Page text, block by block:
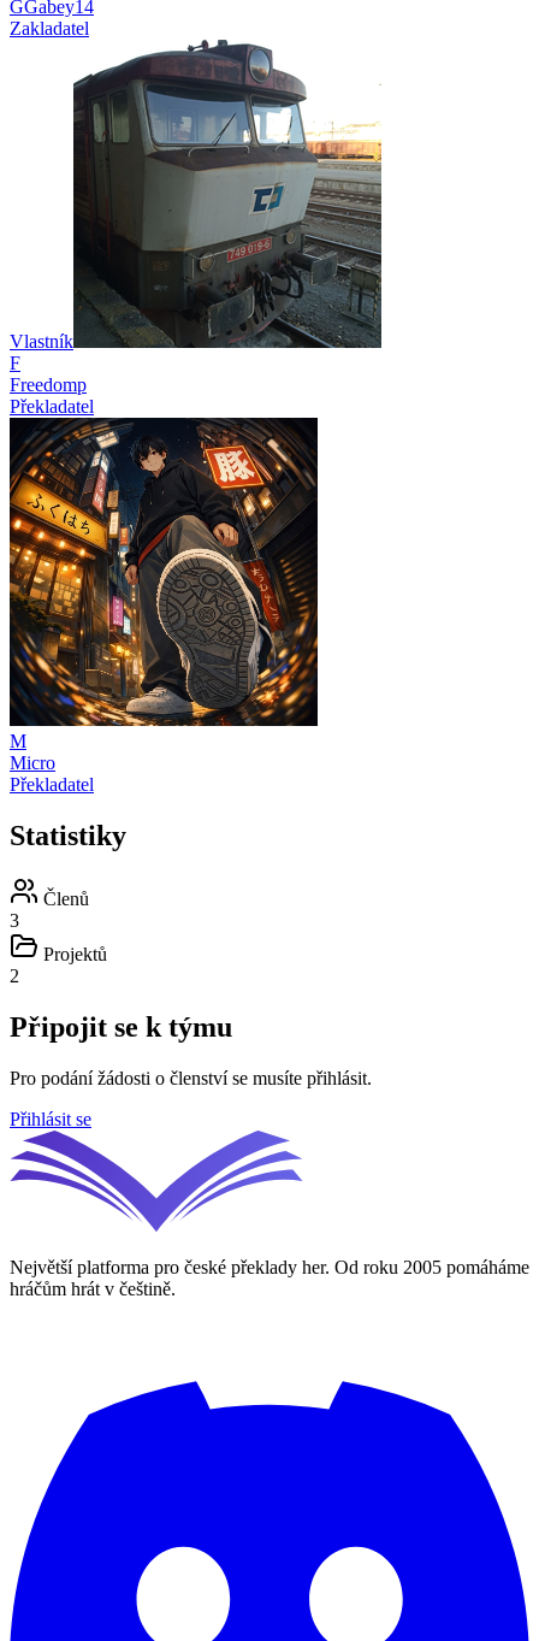
GGabey14
Zakladatel
Vlastník
F
Freedomp
Překladatel
M
Micro
Překladatel
Statistiky
Členů
3
Projektů
2
Připojit se k týmu
Pro podání žádosti o členství se musíte přihlásit.
Přihlásit se
Největší platforma pro české překlady her. Od roku 2005 pomáháme
hráčům hrát v češtině.